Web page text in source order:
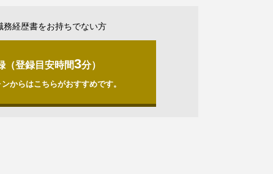
務経歴書をお持ちでない方
（登録目安時間3分）
からはこちらがおすすめです。